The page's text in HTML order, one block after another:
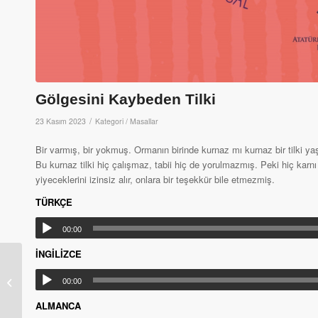
Gölgesini Kaybeden Tilki
23 Kasım 2023 / Kategori / Masallar
Bir varmış, bir yokmuş. Ormanın birinde kurnaz mı kurnaz bir tilki
Bu kurnaz tilki hiç çalışmaz, tabii hiç de yorulmazmış. Peki hiç karnı
yiyeceklerini izinsiz alır, onlara bir teşekkür bile etmezmiş.
TÜRKÇE
00:00
İNGİLİZCE
00:00
ALMANCA
Deniz Kızı